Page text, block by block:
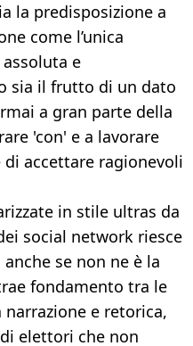
la predisposizione a
come l’unica
e
sia il frutto di un dato
a gran parte della
'con' e a lavorare
accettare ragionevoli
in stile ultras da
social network riesce
se non ne è la
fondamento tra le
e retorica,
elettori che non